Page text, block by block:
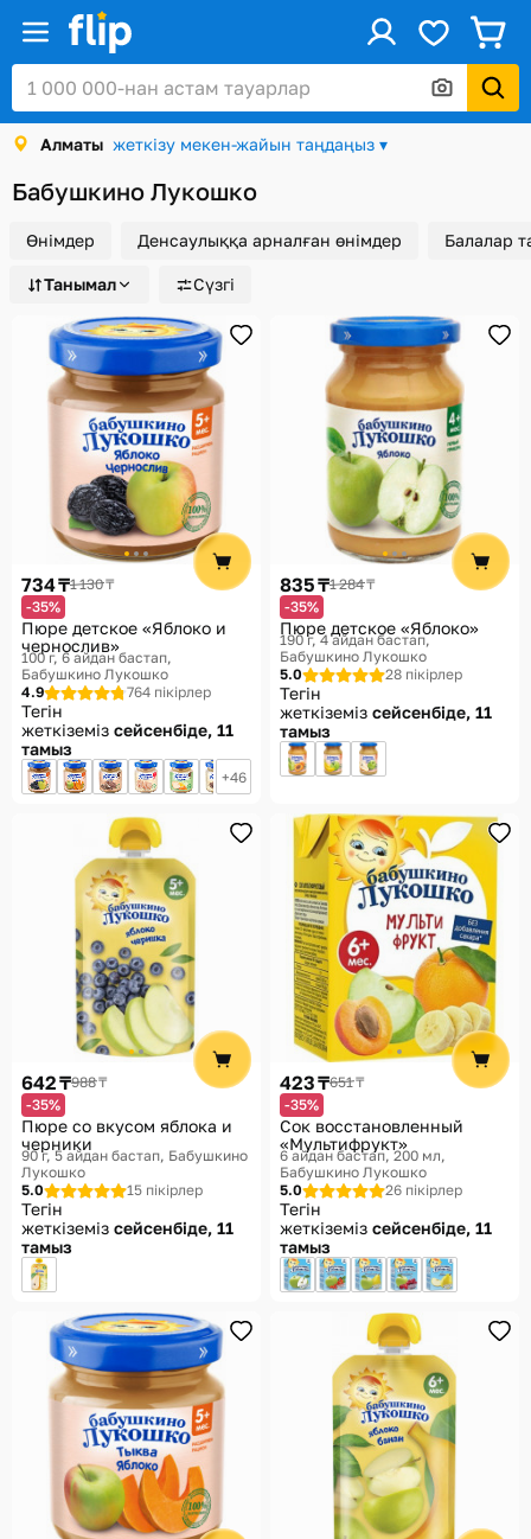
Алматы жеткізу мекен-жайын таңдаңыз ▾
Бабушкино Лукошко
Өнімдер Денсаулыққа арналған өнімдер Балалар
Танымал Сүзгі
734 ₸1 130 ₸
-35%
Пюре детское «Яблоко и
чернослив»
100 г, 6 айдан бастап
Бабушкино Лукошко
4.9
764 пікірлер
Тегін
жеткіземіз сейсенбіде, 11
тамыз
46
835 ₸1 284 ₸
-35%
Пюре детское «Яблоко»
190 г, 4 айдан бастап
Бабушкино Лукошко
5.0
28 пікірлер
Тегін
жеткіземіз сейсенбіде, 11
тамыз
642 ₸988 ₸
-35%
Пюре со вкусом яблока и
черники
90 г, 5 айдан бастап Бабушкино
Лукошко
5.0
15 пікірлер
Тегін
жеткіземіз сейсенбіде, 11
тамыз
423 ₸651 ₸
-35%
Сок восстановленный
«Мультифрукт»
6 айдан бастап, 200 мл
Бабушкино Лукошко
5.0
26 пікірлер
Тегін
жеткіземіз сейсенбіде, 11
тамыз
Кіру / Тіркеу
Каталог
Жеңілдіктер мен акциялар
Сыйлық карталары
Тапсырыстар
Сәлемдемелер
Алматы
Себет
Таңдаулы
Қарап шығулар тарихы
Көмек
Жеткізу әдістері
Төлем әдістері